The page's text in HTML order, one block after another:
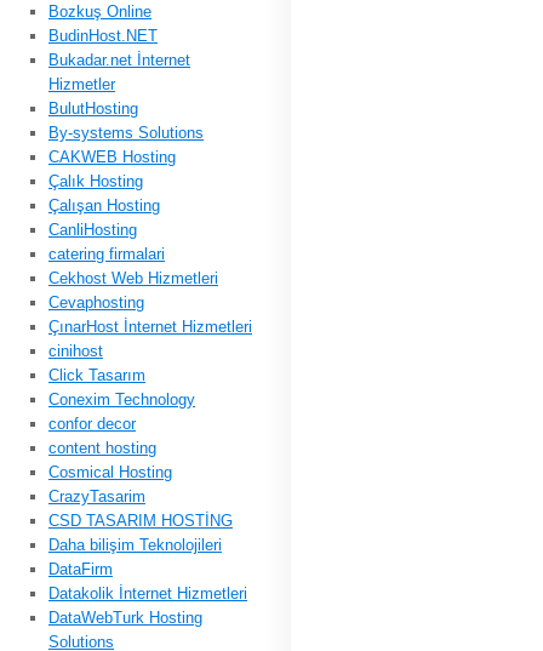
Bozkuş Online
BudinHost.NET
Bukadar.net İnternet
Hizmetler
BulutHosting
By-systems Solutions
CAKWEB Hosting
Çalık Hosting
Çalışan Hosting
CanliHosting
catering firmalari
Cekhost Web Hizmetleri
Cevaphosting
ÇınarHost İnternet Hizmetleri
cinihost
Click Tasarım
Conexim Technology
confor decor
content hosting
Cosmical Hosting
CrazyTasarim
CSD TASARIM HOSTİNG
Daha bilişim Teknolojileri
DataFirm
Datakolik İnternet Hizmetleri
DataWebTurk Hosting
Solutions